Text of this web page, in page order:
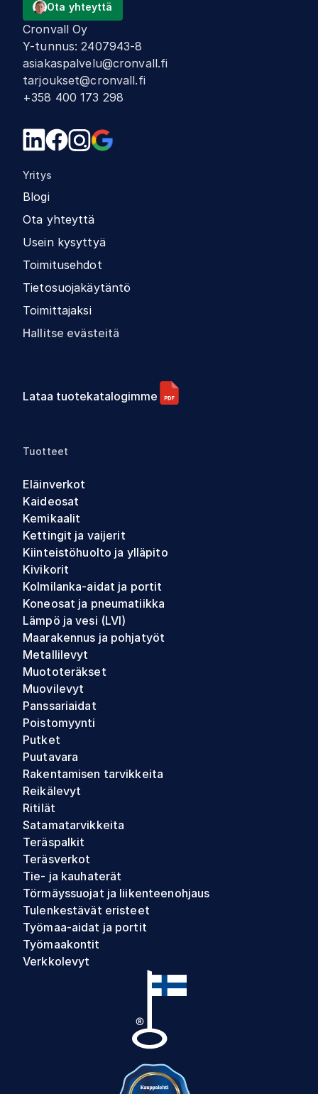
Ota yhteyttä
Cronvall Oy
Y-tunnus:2407943-8
asiakaspalvelu@cronvall.fi
tarjoukset@cronvall.fi
+358 400 173 298
Yritys
Blogi
Ota yhteyttä
Usein kysyttyä
Toimitusehdot
Tietosuojakäytäntö
Toimittajaksi
Hallitse evästeitä
Lataa tuotekatalogimme
Tuotteet
Eläinverkot
Kaideosat
Kemikaalit
Kettingit ja vaijerit
Kiinteistöhuolto ja ylläpito
Kivikorit
Kolmilanka-aidat ja portit
Koneosat ja pneumatiikka
Lämpö ja vesi (LVI)
Maarakennus ja pohjatyöt
Metallilevyt
Muototeräkset
Muovilevyt
Panssariaidat
Poistomyynti
Putket
Puutavara
Rakentamisen tarvikkeita
Reikälevyt
Ritilät
Satamatarvikkeita
Teräspalkit
Teräsverkot
Tie- ja kauhaterät
Törmäyssuojat ja liikenteenohjaus
Tulenkestävät eristeet
Työmaa-aidat ja portit
Työmaakontit
Verkkolevyt